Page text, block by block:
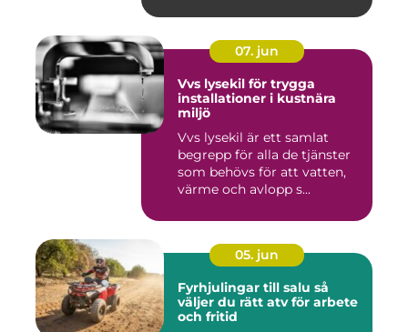
07. jun
Vvs lysekil för trygga
installationer i kustnära
miljö
Vvs lysekil är ett samlat
begrepp för alla de tjänster
som behövs för att vatten,
värme och avlopp s...
05. jun
Fyrhjulingar till salu så
väljer du rätt atv för arbete
och fritid